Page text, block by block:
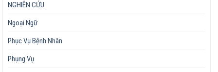
NGHIÊN CỨU
Ngoại Ngữ
Phục Vụ Bệnh Nhân
Phụng Vụ